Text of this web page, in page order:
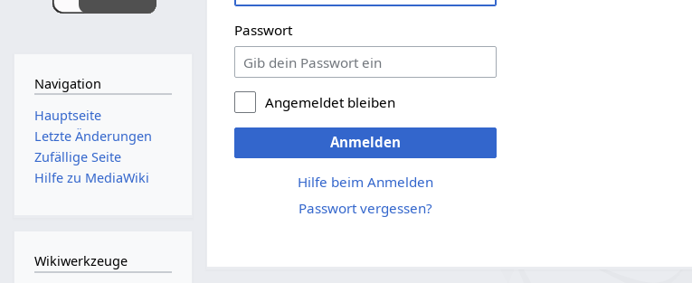
Passwort
Angemeldet bleiben
Anmelden
Hilfe beim Anmelden
Passwort vergessen?
Navigation
Hauptseite
Letzte Änderungen
Zufällige Seite
Hilfe zu MediaWiki
Wikiwerkzeuge